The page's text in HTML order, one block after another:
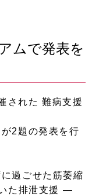
ムで発表を
された 難病支援
2題の発表を行
過ごせた筋萎縮
た排泄支援 ―